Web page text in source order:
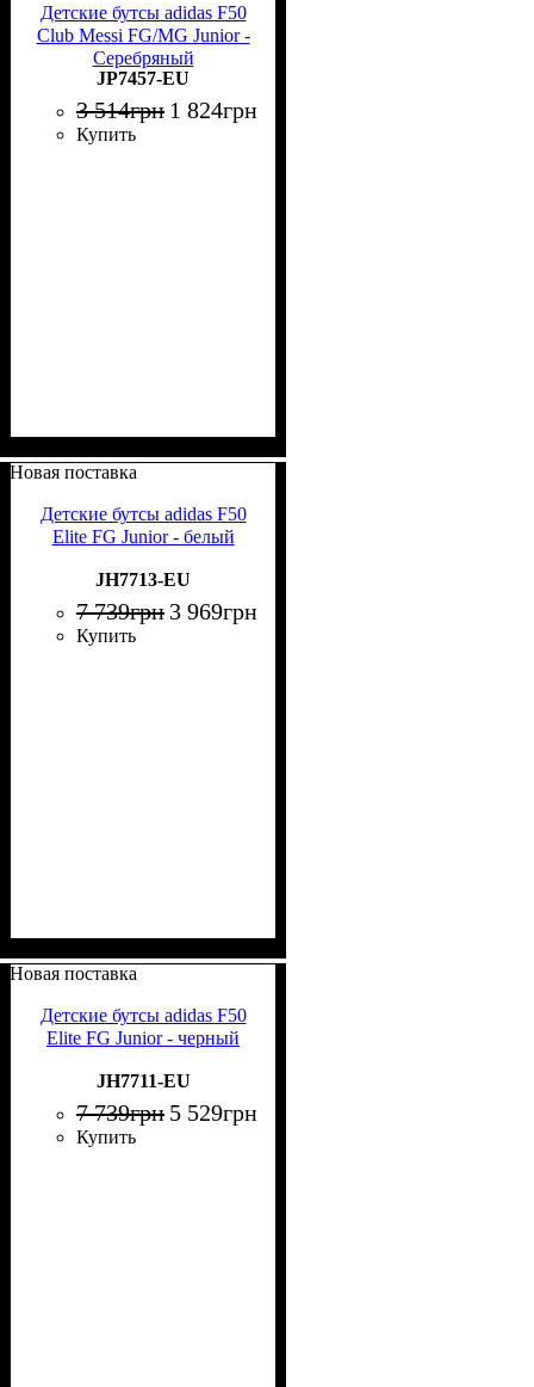
Детские бутсы adidas F50
Club Messi FG/MG Junior -
Серебряный
JP7457-EU
3 514грн 1 824грн
Купить
Новая поставка
Детские бутсы adidas F50
Elite FG Junior - белый
JH7713-EU
7 739грн 3 969грн
Купить
Новая поставка
Детские бутсы adidas F50
Elite FG Junior - черный
JH7711-EU
7 739грн 5 529грн
Купить